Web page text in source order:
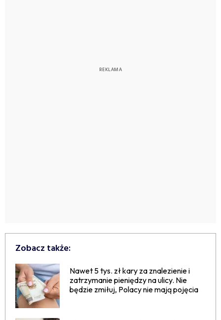
Zobacz także:
Nawet 5 tys. zł kary za znalezienie i
zatrzymanie pieniędzy na ulicy. Nie
będzie zmiłuj, Polacy nie mają pojęcia